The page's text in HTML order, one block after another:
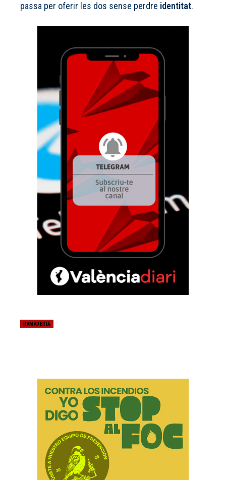
passa per oferir les dos sense perdre identitat.
RAMADERIA